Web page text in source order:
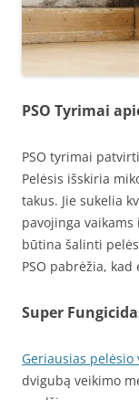
PSO Tyrimai
PSO tyrimai
Pelėsis išskiria
takus. Jie sukelia
pavojinga
būtina šalinti
PSO pabrėžia,
Super
Geriausias pelėsio
dvigubą veikimo